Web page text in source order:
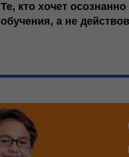
Те, кто хочет
обучения, а не